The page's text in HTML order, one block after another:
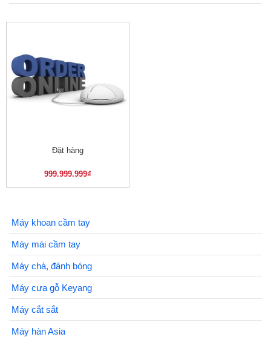
Đặt hàng
999.999.999₫
Máy khoan cầm tay
Máy mài cầm tay
Máy chà, đánh bóng
Máy cưa gỗ Keyang
Máy cắt sắt
Máy hàn Asia